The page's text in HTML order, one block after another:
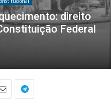
direito
Federal